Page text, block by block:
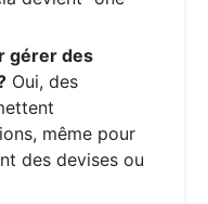
gérer des
Oui, des
même pour
des devises ou